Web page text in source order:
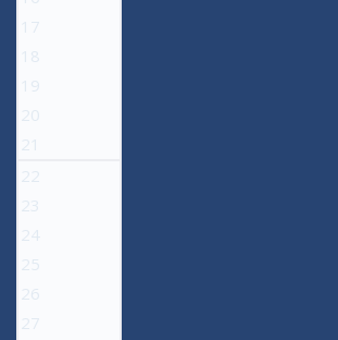
17
18
19
20
21
22
23
24
25
26
27